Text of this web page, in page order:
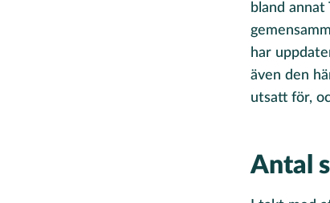
bland
har
även den
utsatt för,
Antal